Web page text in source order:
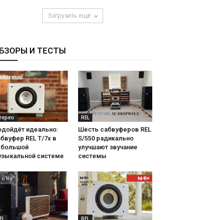
Загрузить ещё
И ТЕСТЫ
идеально:
REL T/7x в
системе
REL
Шесть сабвуферов REL
S/550 радикально
улучшают звучание
системы
REL